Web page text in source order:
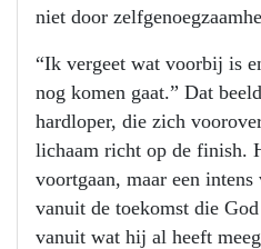
niet door
“Ik vergeet wat voorbij is
nog komen gaat.” Dat
hardloper, die zich
lichaam richt op de finish.
voortgaan, maar een
vanuit de toekomst die
vanuit wat hij al heeft